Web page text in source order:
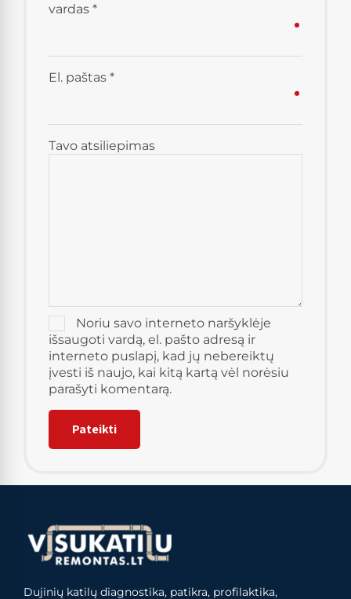
Tavo atsiliepimas
vardas *
El. paštas *
Noriu savo interneto naršyklėje
išsaugoti vardą, el. pašto adresą ir
interneto puslapį, kad jų nebereiktų
įvesti iš naujo, kai kitą kartą vėl norėsiu
parašyti komentarą.
Dujinių katilų diagnostika, patikra, profilaktika,